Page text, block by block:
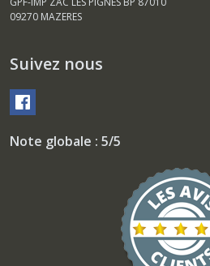
09270 MAZERES
Suivez nous
Note globale : 5/5